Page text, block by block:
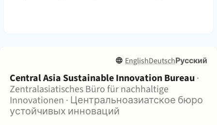
О сайте:
Central Asia Sustainable Innovation Bureau ·
Zentralasiatisches Büro für nachhaltige
Innovationen · Центральноазиатское бюро
устойчивых инноваций
EnglishDeutschРусский